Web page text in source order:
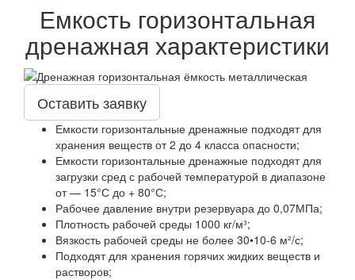
Емкость горизонтальная
дренажная характеристики
Оставить заявку
Емкости горизонтальные дренажные подходят для
хранения веществ от 2 до 4 класса опасности;
Емкости горизонтальные дренажные подходят для
загрузки сред с рабочей температурой в диапазоне
от — 15°С до + 80°С;
Рабочее давление внутри резервуара до 0,07МПа;
Плотность рабочей среды 1000 кг/м³;
Вязкость рабочей среды не более 30•10-6 м²/с;
Подходят для хранения горячих жидких веществ и
растворов;